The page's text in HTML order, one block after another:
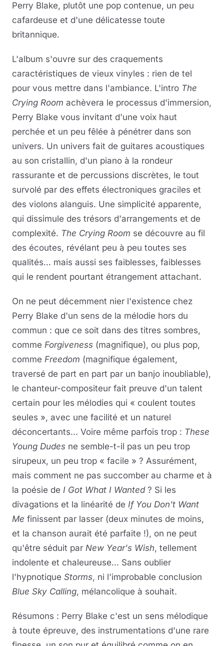
Perry Blake, plutôt une pop contenue, un peu
cafardeuse et d'une délicatesse toute
britannique.
L'album s'ouvre sur des craquements
caractéristiques de vieux vinyles : rien de tel
pour vous mettre dans l'ambiance. L'intro The
Crying Room achèvera le processus d'immersion,
Perry Blake vous invitant d'une voix haut
perchée et un peu fêlée à pénétrer dans son
univers. Un univers fait de guitares acoustiques
au son cristallin, d'un piano à la rondeur
rassurante et de percussions discrètes, le tout
survolé par des effets électroniques graciles et
des violons alanguis. Une simplicité apparente,
qui dissimule des trésors d'arrangements et de
complexité. The Crying Room se découvre au fil
des écoutes, révélant peu à peu toutes ses
qualités... mais aussi ses faiblesses, faiblesses
qui le rendent pourtant étrangement attachant.
On ne peut décemment nier l'existence chez
Perry Blake d'un sens de la mélodie hors du
commun : que ce soit dans des titres sombres,
comme Forgiveness (magnifique), ou plus pop,
comme Freedom (magnifique également,
traversé de part en part par un banjo inoubliable),
le chanteur-compositeur fait preuve d'un talent
certain pour les mélodies qui « coulent toutes
seules », avec une facilité et un naturel
déconcertants... Voire même parfois trop : These
Young Dudes ne semble-t-il pas un peu trop
sirupeux, un peu trop « facile » ? Assurément,
mais comment ne pas succomber au charme et à
la poésie de I Got What I Wanted? Si les
divagations et la linéarité de If You Don't Want
Me finissent par lasser (deux minutes de moins,
et la chanson aurait été parfaite !), on ne peut
qu'être séduit par New Year's Wish, tellement
indolente et chaleureuse... Sans oublier
l'hypnotique Storms, ni l'improbable conclusion
Blue Sky Calling, mélancolique à souhait.
Résumons : Perry Blake c'est un sens mélodique
à toute épreuve, des instrumentations d'une rare